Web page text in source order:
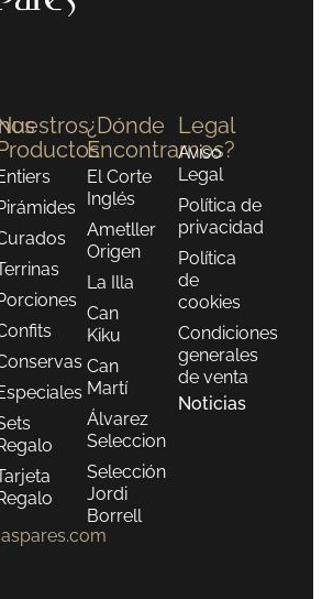
¿Dónde
Encontrarnos?
El Corte
Inglés
Ametller
Origen
La Illa
Can
Kiku
Can
Martí
Álvarez
Seleccion
Selección
Jordi
Borrell
Legal
Aviso
Legal
Política de
privacidad
Política
de
cookies
Condiciones
generales
de venta
Noticias